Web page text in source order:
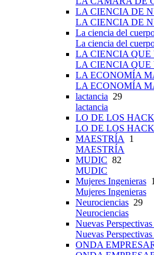
LA CIENCIA DE
LA CIENCIA DE
La ciencia del
La ciencia del
LA CIENCIA QUE
LA CIENCIA QUE
LA ECONOMÍA
LA ECONOMÍA
lactancia 29
lactancia
LO DE LOS
LO DE LOS
MAESTRÍA
1
MAESTRÍA
MUDIC 82
MUDIC
Mujeres Ingenieras
Mujeres Ingenieras
Neurociencias 29
Neurociencias
Nuevas
Nuevas
ONDA